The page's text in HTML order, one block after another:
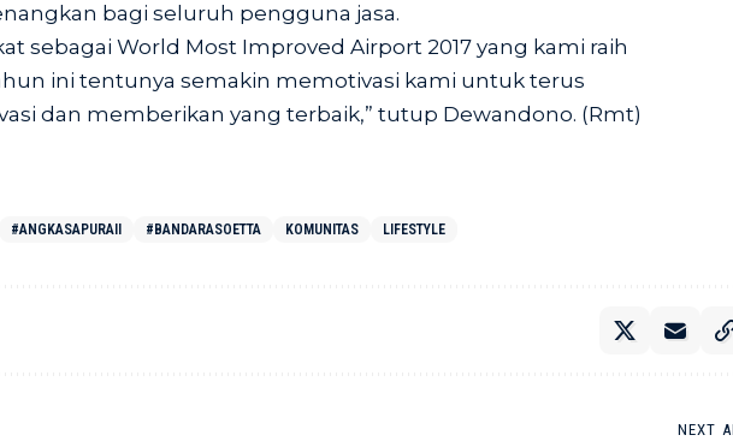
bagi seluruh pengguna jasa.
sebagai World Most Improved Airport 2017 yang kami raih
ini tentunya semakin memotivasi kami untuk terus
dan memberikan yang terbaik,” tutup Dewandono. (Rmt)
#ANGKASAPURAII #BANDARASOETTA KOMUNITAS LIFESTYLE
NEXT